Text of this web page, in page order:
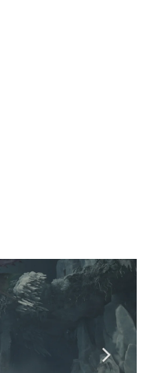
ームの魅力を画面や操作の
く、硬派で骨太な評論連載
」… ゲームにまつわる言葉
ューター文化史研究家・タ